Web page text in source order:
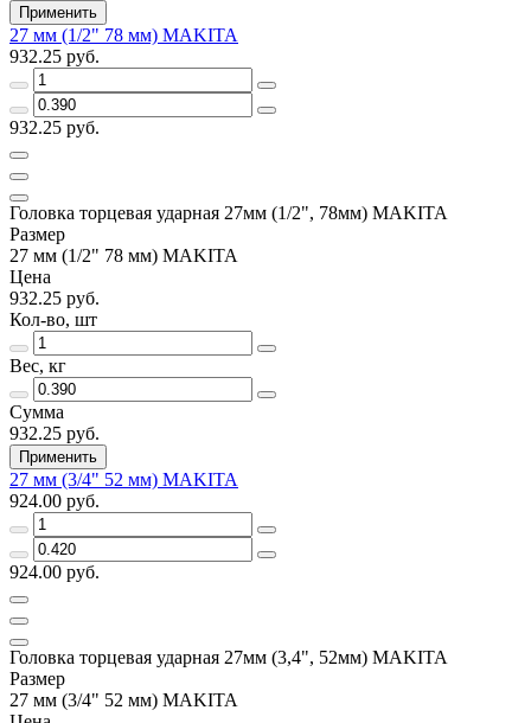
Применить
27 мм (1/2" 78 мм) MAKITA
932.25 руб.
932.25 руб.
Головка торцевая ударная 27мм (1/2", 78мм) MAKITA
Размер
27 мм (1/2" 78 мм) MAKITA
Цена
932.25 руб.
Кол-во, шт
Вес, кг
Сумма
932.25 руб.
Применить
27 мм (3/4" 52 мм) MAKITA
924.00 руб.
924.00 руб.
Головка торцевая ударная 27мм (3,4", 52мм) MAKITA
Размер
27 мм (3/4" 52 мм) MAKITA